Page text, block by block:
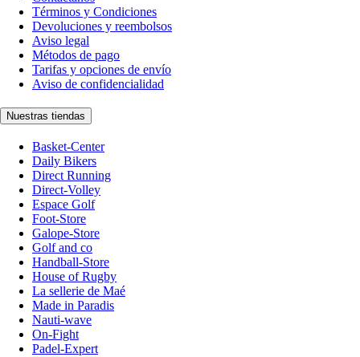
Términos y Condiciones
Devoluciones y reembolsos
Aviso legal
Métodos de pago
Tarifas y opciones de envío
Aviso de confidencialidad
Nuestras tiendas
Basket-Center
Daily Bikers
Direct Running
Direct-Volley
Espace Golf
Foot-Store
Galope-Store
Golf and co
Handball-Store
House of Rugby
La sellerie de Maé
Made in Paradis
Nauti-wave
On-Fight
Padel-Expert